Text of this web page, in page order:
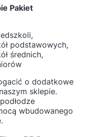
Pakiet
podstawowych,
średnich,
o dodatkowe
sklepie.
wbudowanego